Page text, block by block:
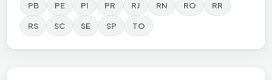
PB PE PI PR RJ RN RO RR
RS SC SE SP TO